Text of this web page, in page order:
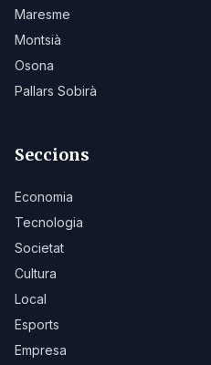
Maresme
Montsià
Osona
Pallars Sobirà
Seccions
Economia
Tecnologia
Societat
Cultura
Local
Esports
Empresa